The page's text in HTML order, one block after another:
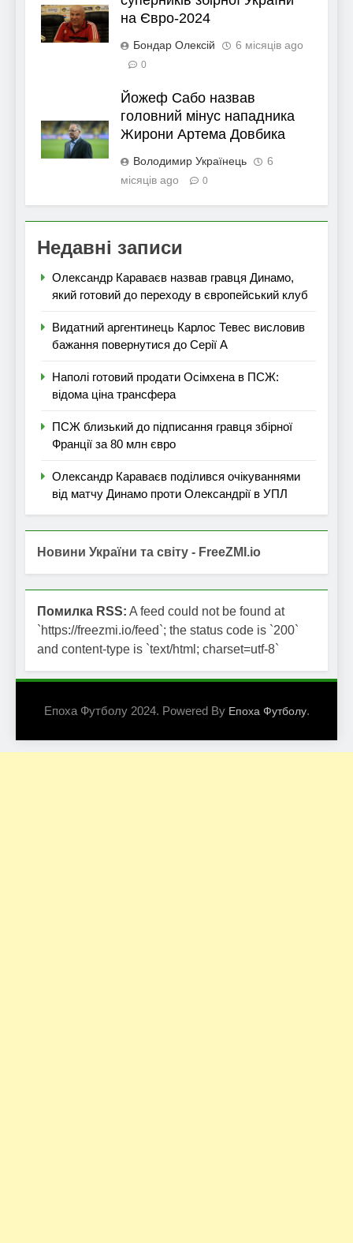
на Євро-2024
Бондар Олексій 6 місяців ago
0
Йожеф Сабо назвав
головний мінус нападника
Жирони Артема Довбика
Володимир Українець
6
місяців ago
0
Недавні записи
Олександр Караваєв назвав гравця Динамо,
який готовий до переходу в європейський клуб
Видатний аргентинець Карлос Тевес висловив
бажання повернутися до Серії А
Наполі готовий продати Осімхена в ПСЖ:
відома ціна трансфера
ПСЖ близький до підписання гравця збірної
Франції за 80 млн євро
Олександр Караваєв поділився очікуваннями
від матчу Динамо проти Олександрії в УПЛ
Новини України та світу - FreeZMI.io
Помилка RSS: A feed could not be found at
`https://freezmi.io/feed`; the status code is `200`
and content-type is `text/html; charset=utf-8`
Епоха Футболу 2024. Powered By Епоха Футболу.